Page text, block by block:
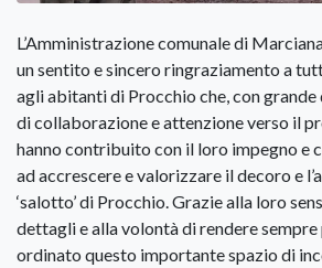
L’Amministrazione comunale di
un sentito e sincero ringraziamento a
agli abitanti di Procchio che, con
di collaborazione e attenzione verso il
hanno contribuito con il loro impegno e
ad accrescere e valorizzare il decoro e
‘salotto’ di Procchio. Grazie alla loro
dettagli e alla volontà di rendere sempre
ordinato questo importante spazio di